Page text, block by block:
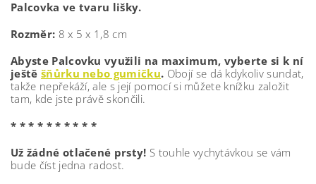
Palcovka ve tvaru lišky.
Rozměr: 8 x 5 x 1,8 cm
Abyste Palcovku využili na maximum, vyberte si k ní
ještě šňůrku nebo gumičku. Obojí se dá kdykoliv sundat,
takže nepřekáží, ale s její pomocí si můžete knížku založit
tam, kde jste právě skončili.
* * * * * * * * * *
Už žádné otlačené prsty! S touhle vychytávkou se vám
bude číst jedna radost.